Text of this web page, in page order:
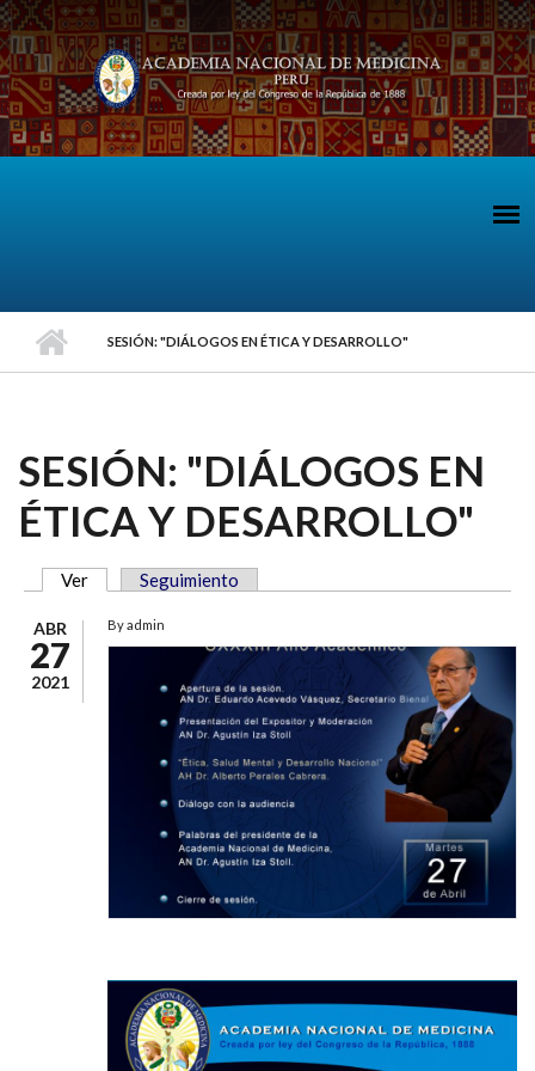
Pasar al contenido principal
SESIÓN: "DIÁLOGOS EN ÉTICA Y DESARROLLO"
SESIÓN: "DIÁLOGOS EN
ÉTICA Y DESARROLLO"
SOLAPAS PRINCIPALES
Ver (solapa activa)
Seguimiento
ABR
27
2021
By admin